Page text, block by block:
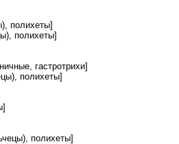
полихеты]
полихеты]
гастротрихи]
полихеты]
полихеты]